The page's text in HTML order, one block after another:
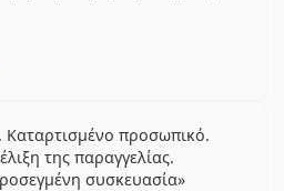
Καταρτισμένο προσωπικό.
της παραγγελίας.
συσκευασία